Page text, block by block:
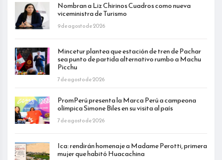
Nombran a Liz Chirinos Cuadros como nueva
viceministra de Turismo
9 de agosto de 2026
Mincetur plantea que estación de tren de Pachar
sea punto de partida alternativo rumbo a Machu
Picchu
7 de agosto de 2026
PromPerú presenta la Marca Perú a campeona
olímpica Simone Biles en su visita al país
7 de agosto de 2026
Ica: rendirán homenaje a Madame Perotti, primera
mujer que habitó Huacachina